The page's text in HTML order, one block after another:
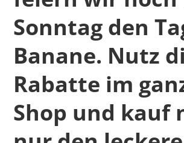
Sonntag den
Banane. Nutz
Rabatte im
Shop und kauf